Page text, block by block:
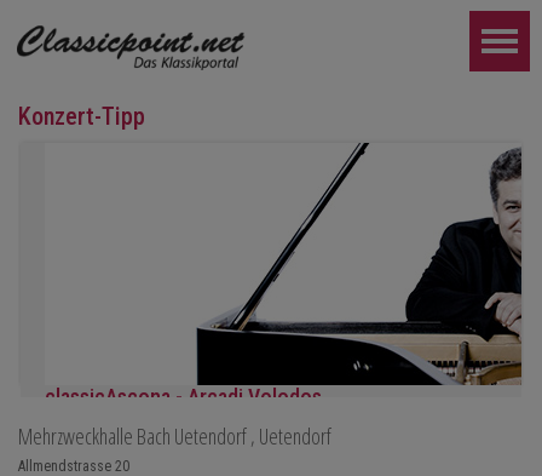
Konzert-Tipp
classicAscona - Arcadi Volodos
Klavierrezital
Samstag, 19.09, 19:30 in Ascona
Mehrzweckhalle Bach Uetendorf, Uetendorf
Allmendstrasse 20